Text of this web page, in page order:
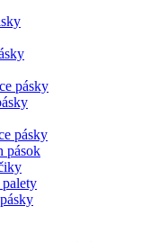
pásky
pásky
pások